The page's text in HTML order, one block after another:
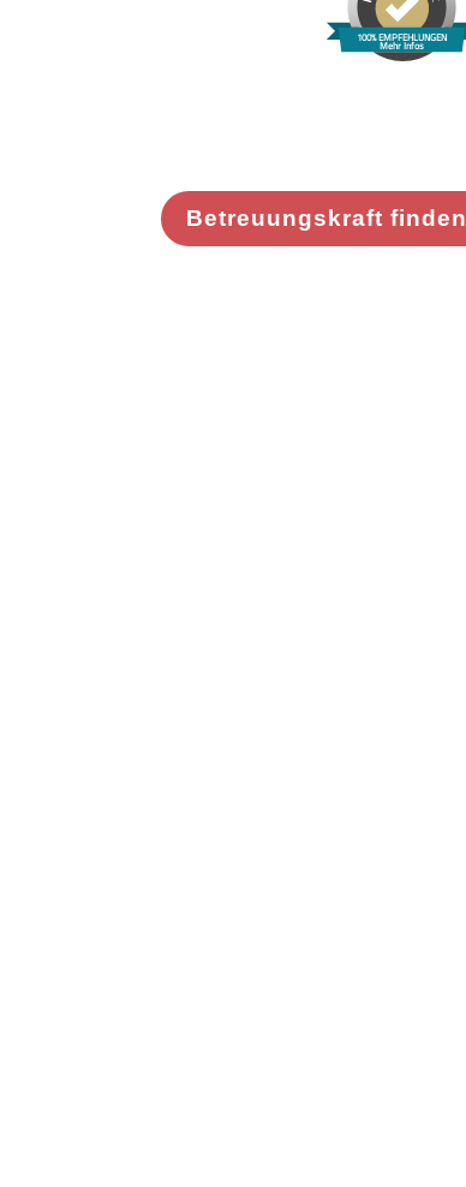
100% EMPFEHLUNGEN
Mehr Infos
Betreuungskraft finden